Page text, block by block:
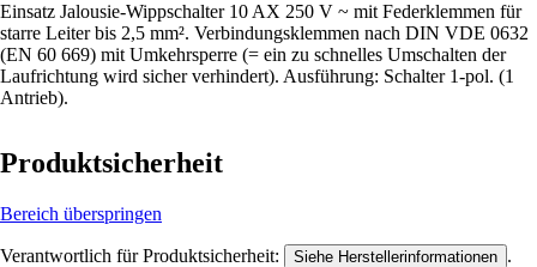
Einsatz Jalousie-Wippschalter 10 AX 250 V ~ mit Federklemmen für
starre Leiter bis 2,5 mm². Verbindungsklemmen nach DIN VDE 0632
(EN 60 669) mit Umkehrsperre (= ein zu schnelles Umschalten der
Laufrichtung wird sicher verhindert). Ausführung: Schalter 1-pol. (1
Antrieb).
Produktsicherheit
Bereich überspringen
Verantwortlich für Produktsicherheit: Siehe Herstellerinformationen .